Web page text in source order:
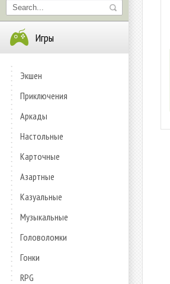
Игры
Экшен
Приключения
Аркады
Настольные
Карточные
Азартные
Казуальные
Музыкальные
Головоломки
Гонки
RPG